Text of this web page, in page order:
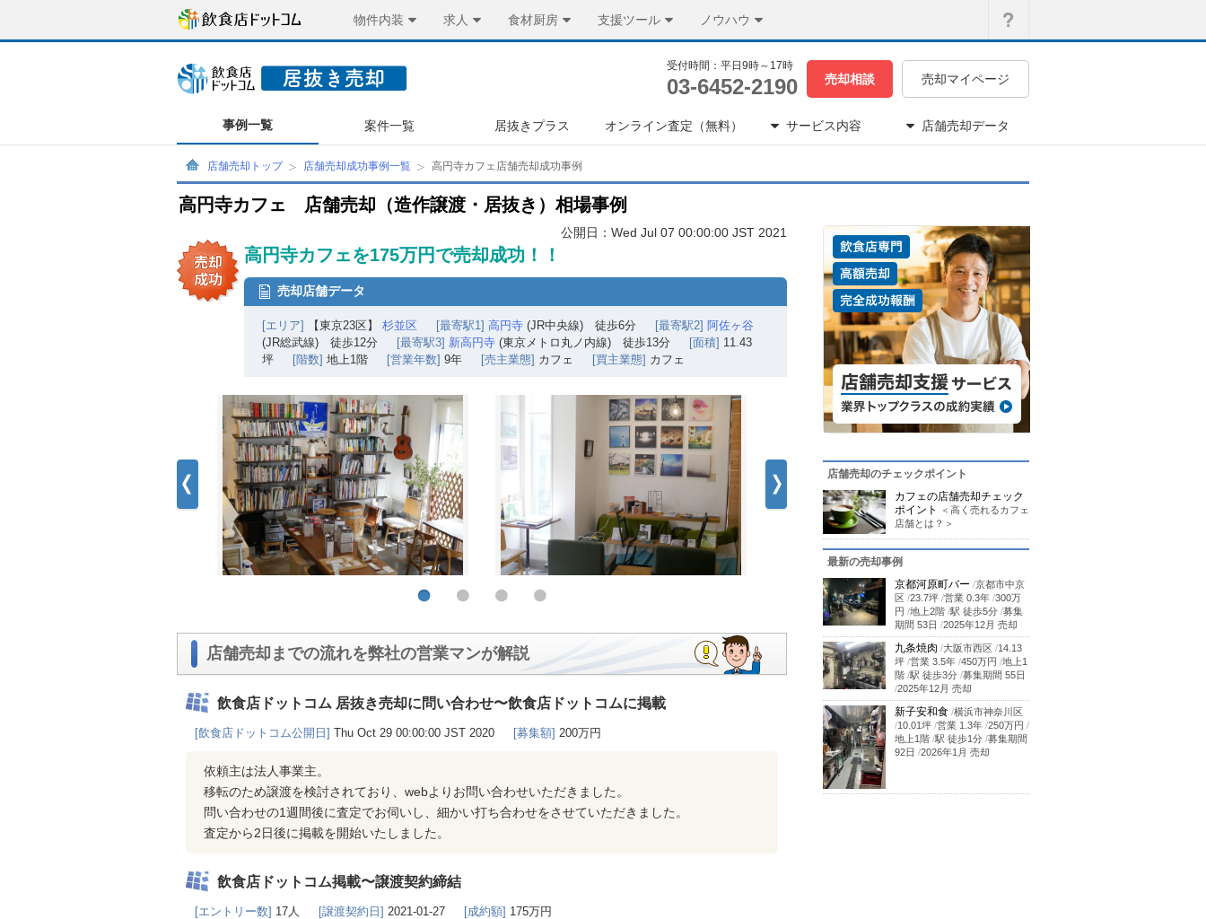
物件内装 求人 食材厨房 支援ツール ノウハウ
受付時間：平日9時～17時
03-6452-2190 売却相談 売却マイページ
事例一覧 案件一覧 居抜きプラス オンライン査定（無料） サービス内容 店舗売却データ
店舗売却トップ 店舗売却成功事例一覧 高円寺カフェ店舗売却成功事例
高円寺カフェ 店舗売却（造作譲渡・居抜き）相場事例
公開日：Wed Jul 07 00:00:00 JST 2021
高円寺カフェを175万円で売却成功！！
売却店舗データ
[エリア] 【東京23区】 杉並区 [最寄駅1] 高円寺 (JR中央線) 徒歩6分 [最寄駅2] 阿佐ヶ谷
(JR総武線) 徒歩12分
[最寄駅3] 新高円寺 (東京メトロ丸ノ内線) 徒歩13分 [面積] 11.43
坪
[階数] 地上1階 [営業年数] 9年 [売主業態] カフェ [買主業態] カフェ
店舗売却までの流れを弊社の営業マンが解説
飲食店ドットコム 居抜き売却に問い合わせ〜飲食店ドットコムに掲載
[飲食店ドットコム公開日] Thu Oct 29 00:00:00 JST 2020 [募集額] 200万円
依頼主は法人事業主。
移転のため譲渡を検討されており、webよりお問い合わせいただきました。
問い合わせの1週間後に査定でお伺いし、細かい打ち合わせをさせていただきました。
査定から2日後に掲載を開始いたしました。
飲食店ドットコム掲載〜譲渡契約締結
[エントリー数] 17人 [譲渡契約日] 2021-01-27 [成約額] 175万円
店舗売却のチェックポイント
カフェの店舗売却チェック
ポイント
＜高く売れるカフェ
店舗とは？＞
最新の売却事例
京都河原町バー /京都市中京
区 /23.7坪 /営業 0.3年 /300万
円 /地上2階 /駅 徒歩5分 /募集
期間 53日 /2025年12月 売却
九条焼肉 /大阪市西区 /14.13
坪 /営業 3.5年 /450万円 /地上1
階 /駅 徒歩3分 /募集期間 55日
/2025年12月 売却
新子安和食 /横浜市神奈川区
/10.01坪 /営業 1.3年 /250万円 /
地上1階 /駅 徒歩1分 /募集期間
92日 /2026年1月 売却